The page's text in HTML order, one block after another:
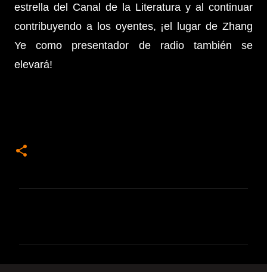
estrella del Canal de la Literatura y al continuar
contribuyendo a los oyentes, ¡el lugar de Zhang
Ye como presentador de radio también se
elevará!